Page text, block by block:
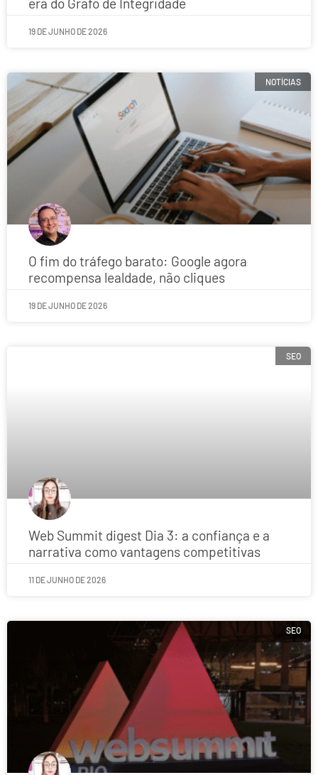
19 DE JUNHO DE 2026
NOTÍCIAS
O fim do tráfego barato: Google agora
recompensa lealdade, não cliques
19 DE JUNHO DE 2026
SEO
Web Summit digest Dia 3: a confiança e a
narrativa como vantagens competitivas
11 DE JUNHO DE 2026
SEO